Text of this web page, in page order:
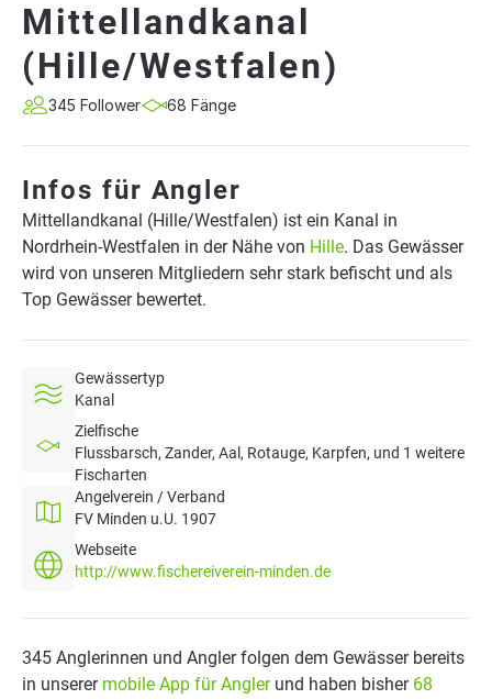
Mittellandkanal
(Hille/Westfalen)
345 Follower 68 Fänge
Infos für Angler
Mittellandkanal (Hille/Westfalen) ist ein Kanal in
Nordrhein-Westfalen in der Nähe von Hille. Das Gewässer
wird von unseren Mitgliedern sehr stark befischt und als
Top Gewässer bewertet.
Gewässertyp
Kanal
Zielfische
Flussbarsch, Zander, Aal, Rotauge, Karpfen, und 1 weitere
Fischarten
Angelverein / Verband
FV Minden u.U. 1907
Webseite
http://www.fischereiverein-minden.de
345 Anglerinnen und Angler folgen dem Gewässer bereits
in unserer mobile App für Anglerund haben bisher 68